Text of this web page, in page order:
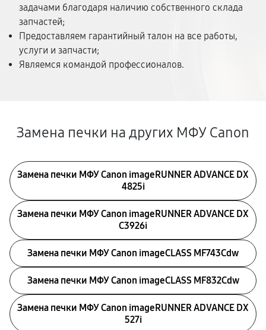
задачами благодаря наличию собственного склада
запчастей;
Предоставляем гарантийный талон на все работы,
услуги и запчасти;
Являемся командой профессионалов.
Замена печки на других МФУ Canon
Замена печки МФУ Canon imageRUNNER ADVANCE DX
4825i
Замена печки МФУ Canon imageRUNNER ADVANCE DX
C3926i
Замена печки МФУ Canon imageCLASS MF743Cdw
Замена печки МФУ Canon imageCLASS MF832Cdw
Замена печки МФУ Canon imageRUNNER ADVANCE DX
527i